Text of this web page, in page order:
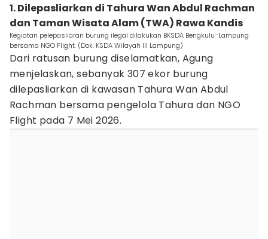
1. Dilepasliarkan di Tahura Wan Abdul Rachman
dan Taman Wisata Alam (TWA) Rawa Kandis
Kegiatan pelepasliaran burung ilegal dilakukan BKSDA Bengkulu-Lampung
bersama NGO Flight. (Dok. KSDA Wilayah III Lampung)
Dari ratusan burung diselamatkan, Agung
menjelaskan, sebanyak 307 ekor burung
dilepasliarkan di kawasan Tahura Wan Abdul
Rachman bersama pengelola Tahura dan NGO
Flight pada 7 Mei 2026.